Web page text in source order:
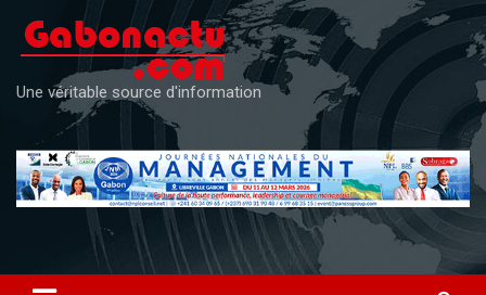
content
Une véritable source d'information